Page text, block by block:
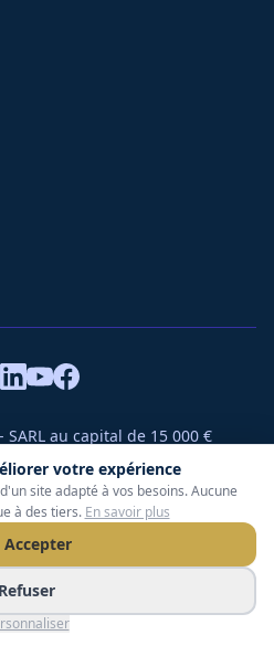
votre expérience
site adapté à vos besoins. Aucune
à des tiers. En savoir plus
Accepter
Refuser
SARL au capital de 15 000 €
990 206 179 - Membre du réseau
Courtage
n° CCOUK000785
06570 Saint-Paul-de-Vence
Tous droits réservés.